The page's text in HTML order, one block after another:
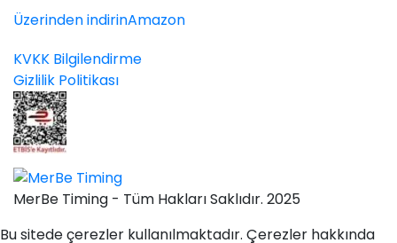
Üzerinden indirinAmazon
KVKK Bilgilendirme
Gizlilik Politikası
MerBe Timing - Tüm Hakları Saklıdır. 2025
Bu sitede çerezler kullanılmaktadır. Çerezler hakkında